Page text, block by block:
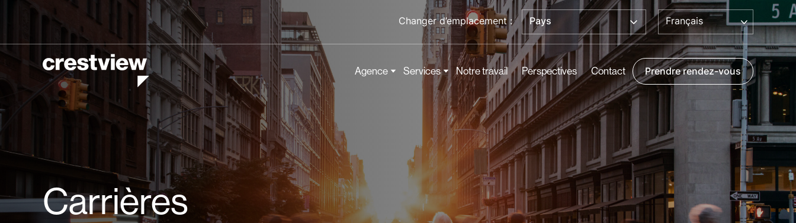
Changer d’emplacement : Pays Français
Agence Services Notre travail Perspectives Contact Prendre rendez-vous
Carrières